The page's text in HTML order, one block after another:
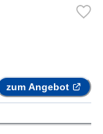
zum Angebot